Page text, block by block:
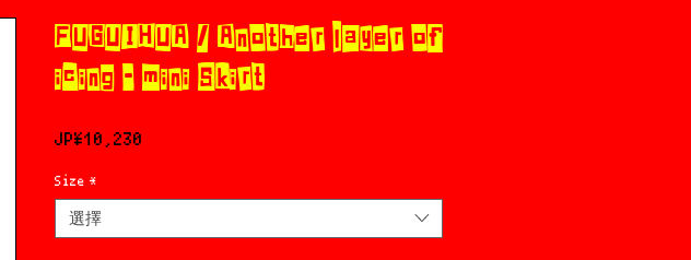
FUGUIHUA / Another layer of
icing - mini Skirt
JP¥10,230
Size *
選擇